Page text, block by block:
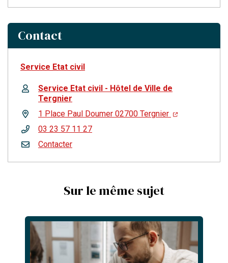
Contact
Service Etat civil
Service Etat civil - Hôtel de Ville de
Tergnier
1 Place Paul Doumer 02700 Tergnier
03 23 57 11 27
Contacter
Sur le même sujet